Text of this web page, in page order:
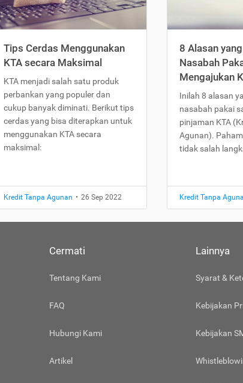
Tips Cerdas Menggunakan
KTA secara Maksimal
KTA menjadi salah satu produk
perbankan yang populer dan
cukup banyak diminati. Berikut tips
cerdas yang bisa diterapkan untuk
menggunakan KTA secara
maksimal:
Kredit Tanpa Agunan • 26 Sep 2022
8 Alasan
Nasabah
Mengajukan
Inilah 8 alasan
nasabah pakai
pinjaman KTA
Agunan).
tidak salah
Kredit Tanpa
Cermati
Tentang Kami
FAQ
Hubungi Kami
Artikel
Lainnya
Syarat &
Kebijakan
Kebijakan